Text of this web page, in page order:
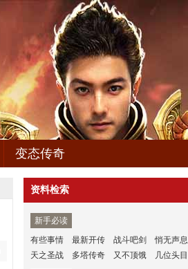
变态传奇
资料检索
新手必读
有些事情
最新开传 战斗吧剑
悄无声息
天之圣战
多塔传奇 又不顶饿 几位头目